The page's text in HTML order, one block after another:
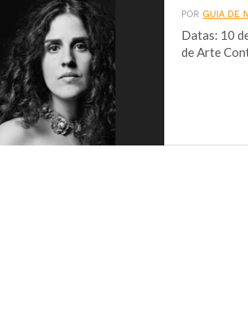
PORGUIA DE
Datas: 10
de Arte